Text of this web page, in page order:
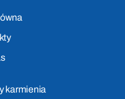
karmienia